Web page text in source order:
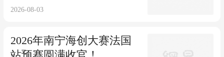
2026-08-03
2026年南宁海创大赛法国